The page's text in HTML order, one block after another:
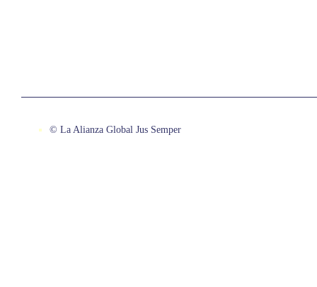
© La Alianza Global Jus Semper